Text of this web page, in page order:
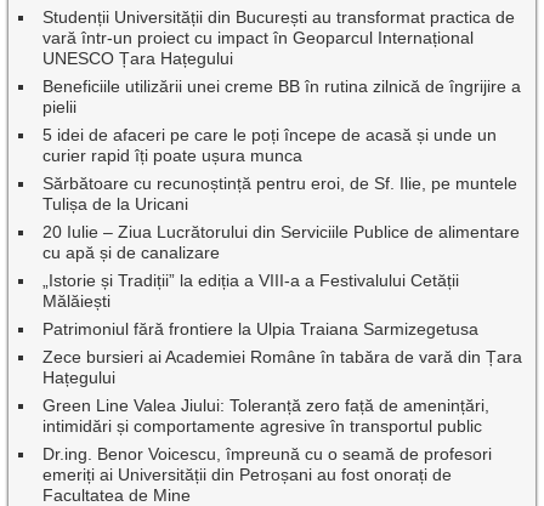
Studenții Universității din București au transformat practica de
vară într-un proiect cu impact în Geoparcul Internațional
UNESCO Țara Hațegului
Beneficiile utilizării unei creme BB în rutina zilnică de îngrijire a
pielii
5 idei de afaceri pe care le poți începe de acasă și unde un
curier rapid îți poate ușura munca
Sărbătoare cu recunoștință pentru eroi, de Sf. Ilie, pe muntele
Tulișa de la Uricani
20 Iulie – Ziua Lucrătorului din Serviciile Publice de alimentare
cu apă și de canalizare
„Istorie și Tradiții” la ediția a VIII-a a Festivalului Cetății
Mălăiești
Patrimoniul fără frontiere la Ulpia Traiana Sarmizegetusa
Zece bursieri ai Academiei Române în tabăra de vară din Țara
Hațegului
Green Line Valea Jiului: Toleranță zero față de amenințări,
intimidări și comportamente agresive în transportul public
Dr.ing. Benor Voicescu, împreună cu o seamă de profesori
emeriți ai Universității din Petroșani au fost onorați de
Facultatea de Mine